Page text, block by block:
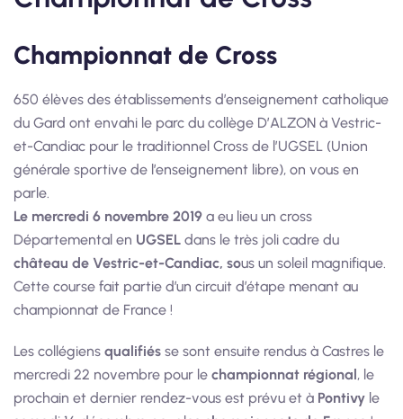
Championnat de Cross
650 élèves des établissements d’enseignement catholique
du Gard ont envahi le parc du collège D’ALZON à Vestric-
et-Candiac pour le traditionnel Cross de l’UGSEL (Union
générale sportive de l’enseignement libre), on vous en
parle.
Le mercredi 6 novembre 2019 a eu lieu un cross
Départemental en UGSEL dans le très joli cadre du
château de Vestric-et-Candiac, sous un soleil magnifique.
Cette course fait partie d’un circuit d’étape menant au
championnat de France !
Les collégiens qualifiés se sont ensuite rendus à Castres le
mercredi 22 novembre pour le championnat régional, le
prochain et dernier rendez-vous est prévu et à Pontivy le